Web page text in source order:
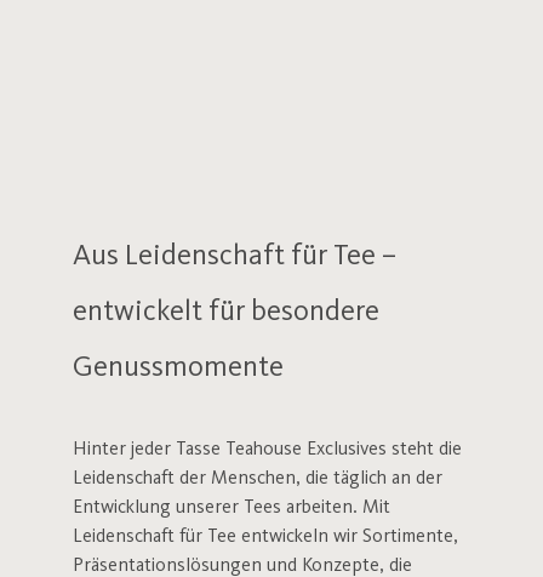
Aus Leidenschaft für Tee –
entwickelt für besondere
Genussmomente
Hinter jeder Tasse Teahouse Exclusives steht die
Leidenschaft der Menschen, die täglich an der
Entwicklung unserer Tees arbeiten. Mit
Leidenschaft für Tee entwickeln wir Sortimente,
Präsentationslösungen und Konzepte, die